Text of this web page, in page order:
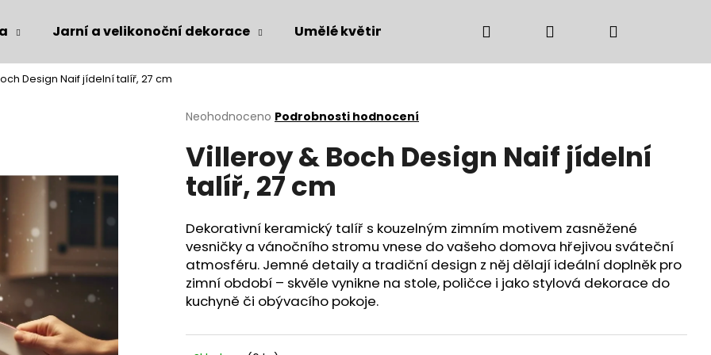
Jarní a velikonoční dekorace Umělé květiny Bytové doplňky Podzimní
Přihlášení
Design Naif jídelní talíř, 27 cm
Průměrné
produktu
je
0,0
z
hvězdiček.
Neohodnoceno Podrobnosti hodnocení
Villeroy & Boch Design Naif jídelní
talíř, 27 cm
Dekorativní keramický talíř s kouzelným zimním motivem zasněžené
vesničky a vánočního stromu vnese do vašeho domova hřejivou sváteční
atmosféru. Jemné detaily a tradiční design z něj dělají ideální doplněk pro
zimní období – skvěle vynikne na stole, poličce i jako stylová dekorace do
kuchyně či obývacího pokoje.
Co potřebujete najít?
HLEDAT
Doporučujeme